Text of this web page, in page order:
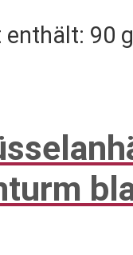
enthält: 90 g